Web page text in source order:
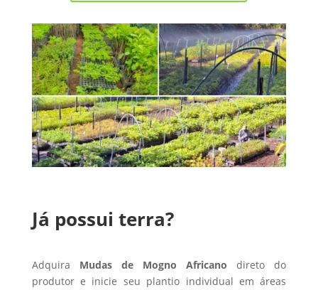
Já possui terra?
Adquira Mudas de Mogno Africano direto do
produtor e inicie seu plantio individual em áreas